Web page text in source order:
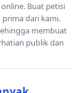
Buat petisi
dari kami.
membuat
publik dan